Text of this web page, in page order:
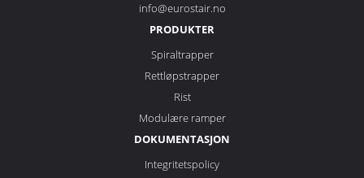
info@eurostair.no
PRODUKTER
Spiraltrapper
Rettløpstrapper
Rist
Modulære ramper
DOKUMENTASJON
Integritetspolicy